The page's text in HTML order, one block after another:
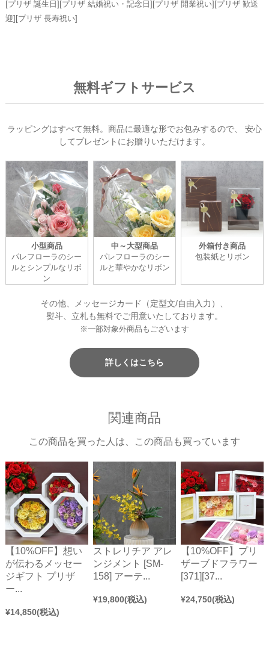
[プリザ 誕生日][プリザ 結婚祝い・記念日][プリザ 開業祝い][プリザ 歓送
迎][プリザ 長寿祝い]
無料ギフトサービス
ラッピングはすべて無料。商品に最適な形でお包みするので、
安心
してプレゼントにお贈りいただけます。
小型商品
パレフローラのシー
ルとシンプルなリボ
ン
中～大型商品
パレフローラのシー
ルと華やかなリボン
外箱付き商品
包装紙とリボン
その他、メッセージカード（定型文/自由入力）、
熨斗、立札も無料でご用意いたしております。
※一部対象外商品もございます
詳しくはこちら
関連商品
この商品を買った人は、この商品も買っています
【10%OFF】想い
が伝わるメッセー
ジギフト プリザ
ー...
¥14,850(税込)
ストレリチア アレ
ンジメント [SM-
158] アーテ...
¥19,800(税込)
【10%OFF】プリ
ザーブドフラワー
[371][37...
¥24,750(税込)